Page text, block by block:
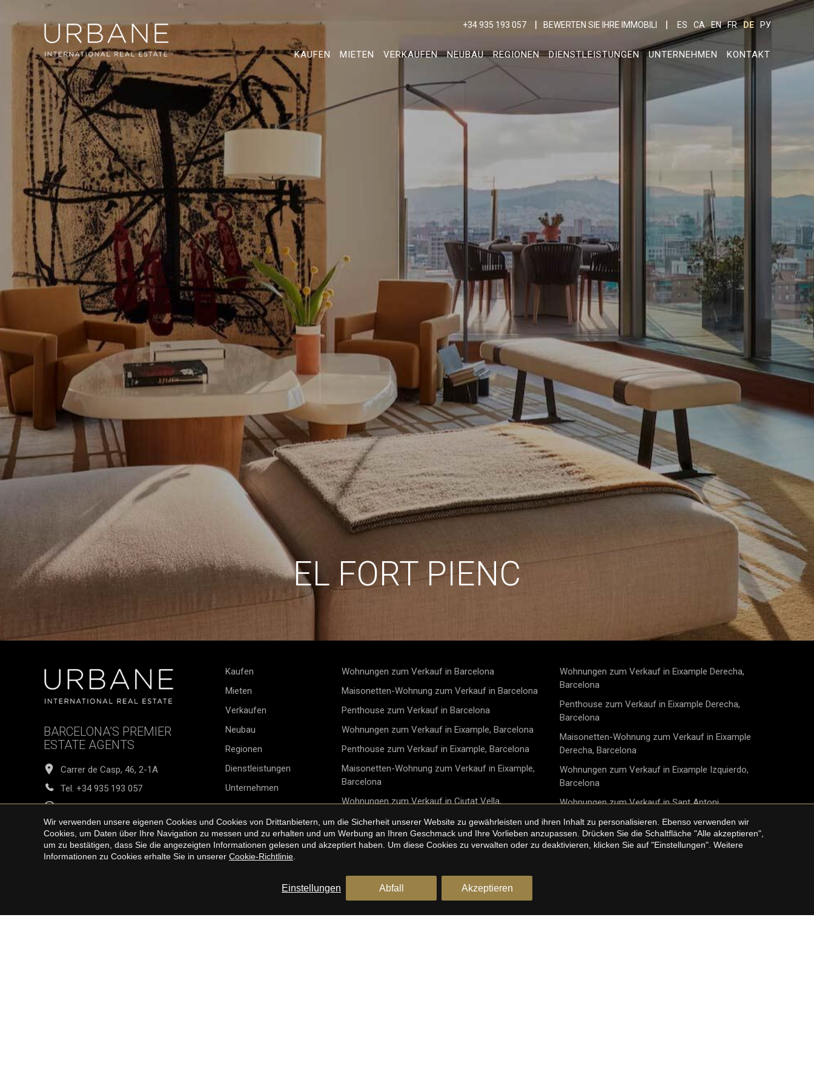
+34 935 193 057 BEWERTEN SIE IHRE IMMOBILI ES CA EN FR DE РУ
KAUFEN MIETEN VERKAUFEN NEUBAU REGIONEN DIENSTLEISTUNGEN UNTERNEHMEN KONTAKT
EL FORT PIENC
BARCELONA’S PREMIER
ESTATE AGENTS
Carrer de Casp, 46, 2-1A
Tel. +34 935 193 057
info@urbanegroup.es
Voll lizenzierter Agent mit AICAT
Nummer 8994
Kaufen
Mieten
Verkaufen
Neubau
Regionen
Dienstleistungen
Unternehmen
Nachrichten
Wohnungen zum Verkauf in Barcelona
Maisonetten-Wohnung zum Verkauf in Barcelona
Penthouse zum Verkauf in Barcelona
Wohnungen zum Verkauf in Eixample, Barcelona
Penthouse zum Verkauf in Eixample, Barcelona
Maisonetten-Wohnung zum Verkauf in Eixample,
Barcelona
Wohnungen zum Verkauf in Ciutat Vella,
Penthouse zum Verkauf in Ciutat Vella,
Barcelona
Wohnungen zum Verkauf in Eixample Derecha,
Barcelona
Penthouse zum Verkauf in Eixample Derecha,
Barcelona
Maisonetten-Wohnung zum Verkauf in Eixample
Derecha, Barcelona
Wohnungen zum Verkauf in Eixample Izquierdo,
Barcelona
Wohnungen zum Verkauf in Sant Antoni,
Wohnungen zum Verkauf in Barrio Gótico,
Barcelona
Wir verwenden unsere eigenen Cookies und Cookies von Drittanbietern, um die Sicherheit unserer Website zu gewährleisten und ihren Inhalt zu personalisieren. Ebenso verwenden wir
Cookies, um Daten über Ihre Navigation zu messen und zu erhalten und um Werbung an Ihren Geschmack und Ihre Vorlieben anzupassen. Drücken Sie die Schaltfläche "Alle akzeptieren",
um zu bestätigen, dass Sie die angezeigten Informationen gelesen und akzeptiert haben. Um diese Cookies zu verwalten oder zu deaktivieren, klicken Sie auf "Einstellungen". Weitere
Informationen zu Cookies erhalte Sie in unserer Cookie-Richtlinie
Einstellungen Abfall Akzeptieren
Cookies ändern
Technik und Funktional
Diese Website verwendet eigene Cookies, um Informationen zu sammeln, um unsere
Dienste zu verbessern. Wenn Sie weiter surfen, akzeptieren Sie deren Installation. Der
Benutzer hat die Möglichkeit, seinen Browser zu konfigurieren und auf Wunsch zu
verhindern, dass er auf seiner Festplatte installiert wird, obwohl er bedenken muss,
dass dies zu Schwierigkeiten beim Navigieren auf der Website führen kann.
Analytik und Anpassung
Sie ermöglichen die Beobachtung und Analyse des Verhaltens der Nutzer dieser
Website. Die durch diese Art von Cookies gesammelten Informationen werden
verwendet, um die Aktivität des Webs zu messen, um Benutzernavigationsprofile zu
erstellen, um basierend auf der Analyse der Nutzungsdaten der Benutzer des Dienstes
Verbesserungen einzuführen. Sie ermöglichen es uns, die Präferenzinformationen des
Benutzers zu speichern, um die Qualität unserer Dienstleistungen zu verbessern und
durch empfohlene Produkte ein besseres Erlebnis zu bieten.
Marketing und Publizität
Diese Cookies werden verwendet, um Informationen über die Präferenzen und
persönlichen Entscheidungen des Benutzers durch die kontinuierliche Beobachtung
seiner Surfgewohnheiten zu speichern. Dank ihnen können wir die Surfgewohnheiten
auf der Website kennen und Werbung in Bezug auf das Surfprofil des Benutzers
anzeigen.
Konfiguration speichern Alle akzeptieren